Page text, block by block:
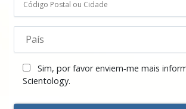
Sim, por favor enviem‑me mais
Scientology.